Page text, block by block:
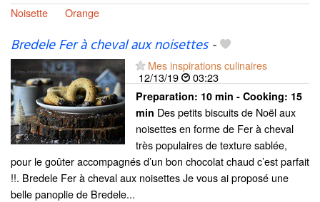
Noisette
Orange
Bredele Fer à cheval aux noisettes-
Mes inspirations culinaires
12/13/19
03:23
Preparation: 10 min - Cooking: 15
min Des petits biscuits de Noël aux
noisettes en forme de Fer à cheval
très populaires de texture sablée,
pour le goûter accompagnés d’un bon chocolat chaud c’est parfait
!!. Bredele Fer à cheval aux noisettes Je vous ai proposé une
belle panoplie de Bredele...